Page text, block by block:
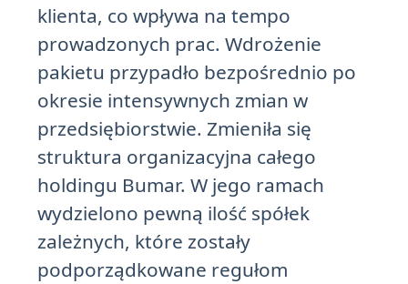
klienta, co wpływa na tempo
prowadzonych prac. Wdrożenie
pakietu przypadło bezpośrednio po
okresie intensywnych zmian w
przedsiębiorstwie. Zmieniła się
struktura organizacyjna całego
holdingu Bumar. W jego ramach
wydzielono pewną ilość spółek
zależnych, które zostały
podporządkowane regułom